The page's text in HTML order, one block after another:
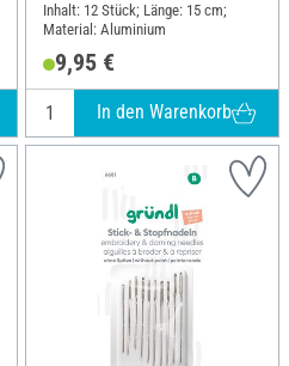
Inhalt: 12 Stück; Länge: 15 cm;
Material: Aluminium
9,95 €
In den Warenkorb